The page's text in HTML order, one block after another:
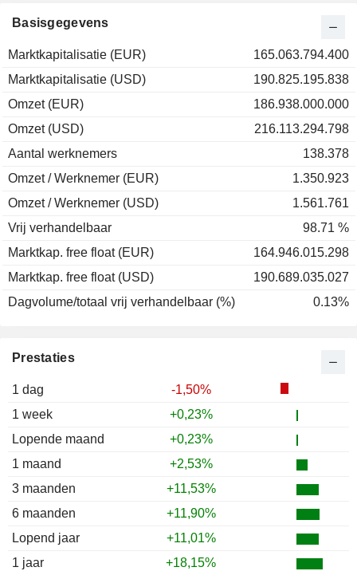
Prestaties
1 dag
-1,50%
1 week
+0,23%
Lopende maand
+0,23%
1 maand
+2,53%
3 maanden
+11,53%
6 maanden
+11,90%
Lopend jaar
+11,01%
1 jaar
+18,15%
Basisgegevens
Marktkapitalisatie (EUR)
165.063.794.400
Marktkapitalisatie (USD)
190.825.195.838
Omzet (EUR)
186.938.000.000
Omzet (USD)
216.113.294.798
Aantal werknemers
138.378
Omzet / Werknemer (EUR)
1.350.923
Omzet / Werknemer (USD)
1.561.761
Vrij verhandelbaar
98.71 %
Marktkap. free float (EUR)
164.946.015.298
Marktkap. free float (USD)
190.689.035.027
Dagvolume/totaal vrij verhandelbaar (%)
0.13%
1999
+62,15%
-3,48%